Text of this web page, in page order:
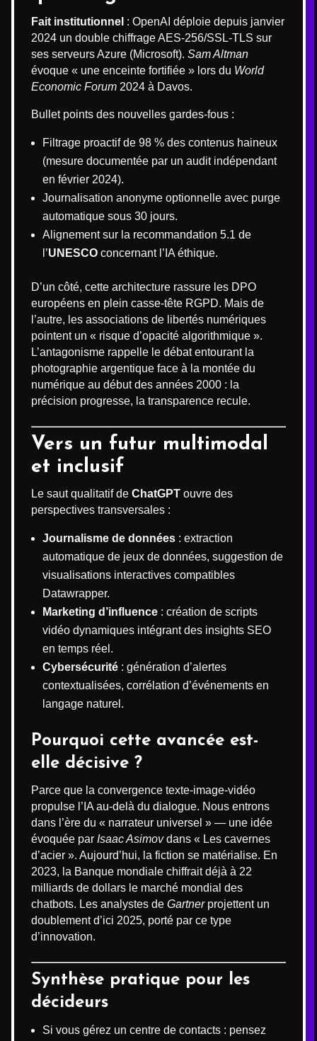
Fait institutionnel : OpenAI déploie depuis janvier
2024 un double chiffrage AES-256/SSL-TLS sur
ses serveurs Azure (Microsoft). Sam Altman
évoque « une enceinte fortifiée » lors du World
Economic Forum 2024 à Davos.
Bullet points des nouvelles gardes-fous :
Filtrage proactif de 98 % des contenus haineux
(mesure documentée par un audit indépendant
en février 2024).
Journalisation anonyme optionnelle avec purge
automatique sous 30 jours.
Alignement sur la recommandation 5.1 de
l’UNESCO concernant l’IA éthique.
D’un côté, cette architecture rassure les DPO
européens en plein casse-tête RGPD. Mais de
l’autre, les associations de libertés numériques
pointent un « risque d’opacité algorithmique ».
L’antagonisme rappelle le débat entourant la
photographie argentique face à la montée du
numérique au début des années 2000 : la
précision progresse, la transparence recule.
Vers un futur multimodal
et inclusif
Le saut qualitatif de ChatGPT ouvre des
perspectives transversales :
Journalisme de données : extraction
automatique de jeux de données, suggestion de
visualisations interactives compatibles
Datawrapper.
Marketing d’influence : création de scripts
vidéo dynamiques intégrant des insights SEO
en temps réel.
Cybersécurité : génération d’alertes
contextualisées, corrélation d’événements en
langage naturel.
Pourquoi cette avancée est-
elle décisive ?
Parce que la convergence texte-image-vidéo
propulse l’IA au-delà du dialogue. Nous entrons
dans l’ère du « narrateur universel » — une idée
évoquée par Isaac Asimovdans « Les cavernes
d’acier ». Aujourd’hui, la fiction se matérialise. En
2023, la Banque mondiale chiffrait déjà à 22
milliards de dollars le marché mondial des
chatbots. Les analystes de Gartnerprojettent un
doublement d’ici 2025, porté par ce type
d’innovation.
Synthèse pratique pour les
décideurs
Si vous gérez un centre de contacts : pensez